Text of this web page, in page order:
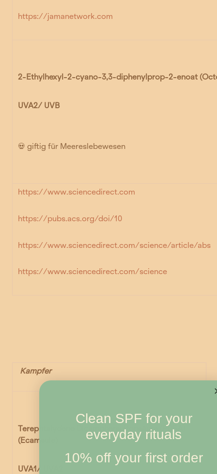
https://jamanetwork.com
2-Ethylhexyl-2-cyano-3,3-diphenylprop-2-enoat
UVA2/ UVB
💀 giftig für Meereslebewesen
https://www.sciencedirect.com
https://pubs.acs.org/doi/10
https://www.sciencedirect.com/science/article/abs
https://www.sciencedirect.com/science
Kampfer
Terephtalydene Dicamphersulfonsäure (PDSA)
(Ecamsule)
UVA1/ UVA2
Clean SPF for your
everyday rituals
10% off your first order